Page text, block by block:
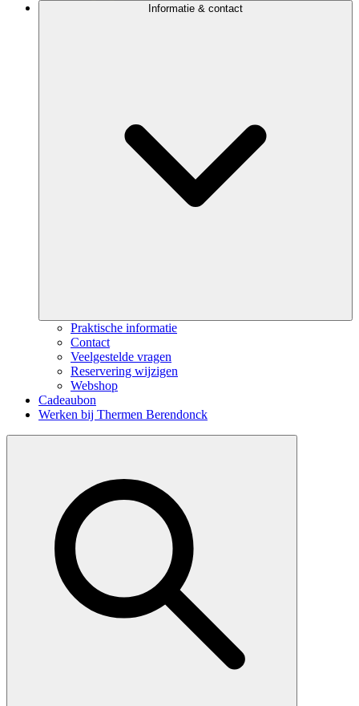
Informatie & contact
Praktische informatie
Contact
Veelgestelde vragen
Reservering wijzigen
Webshop
Cadeaubon
Werken bij Thermen Berendonck